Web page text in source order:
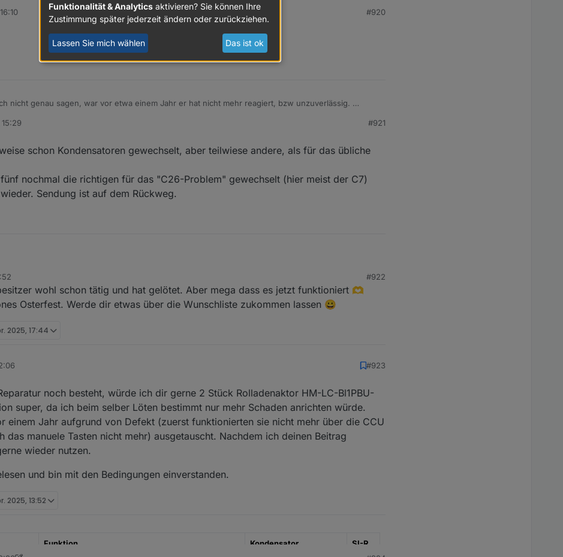
#920
nicht genau sagen, war vor etwa einem Jahr er hat nicht mehr reagiert, bzw unzuverlässig.
#921
schon Kondensatoren gewechselt, aber teilwiese andere, als für das übliche
nochmal die richtigen für das "C26-Problem" gewechselt (hier meist der C7)
Sendung ist auf dem Rückweg.
bei allen fünf nochmal die richtigen für das "C26-Problem" gewechselt (hier meist der C7) und die
wieder. Sendung ist auf dem Rückweg.
#922
wohl schon tätig und hat gelötet. Aber mega dass es jetzt funktioniert 🫶
Osterfest. Werde dir etwas über die Wunschliste zukommen lassen 😀
2025, 17:44
#923
noch besteht, würde ich dir gerne 2 Stück Rolladenaktor HM-LC-Bl1PBU-
super, da ich beim selber Löten bestimmt nur mehr Schaden anrichten würde.
einem Jahr aufgrund von Defekt (zuerst funktionierten sie nicht mehr über die CCU
das manuele Tasten nicht mehr) ausgetauscht. Nachdem ich deinen Beitrag
wieder nutzen.
und bin mit den Bedingungen einverstanden.
2025, 13:52
Funktion Kondensator SI-R
Funktionalität & Analytics aktivieren? Sie können Ihre
Zustimmung später jederzeit ändern oder zurückziehen.
Lassen Sie mich wählen Das ist ok